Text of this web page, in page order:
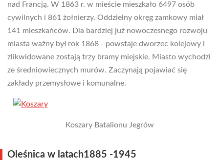
nad Francją. W 1863 r. w mieście mieszkało 6497 osób
cywilnych i 861 żołnierzy. Oddzielny okręg zamkowy miał
141 mieszkańców. Dla bardziej już nowoczesnego rozwoju
miasta ważny był rok 1868 - powstaje dworzec kolejowy i
zlikwidowane zostają trzy bramy miejskie. Miasto wychodzi
ze średniowiecznych murów. Zaczynają pojawiać się
zakłady przemysłowe i komunalne.
Koszary Batalionu Jegrów
Oleśnica w latach1885 -1945